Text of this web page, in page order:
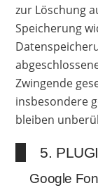
zur Löschung
Speicherung
Zwingende
insbesondere
bleiben
5.
Google